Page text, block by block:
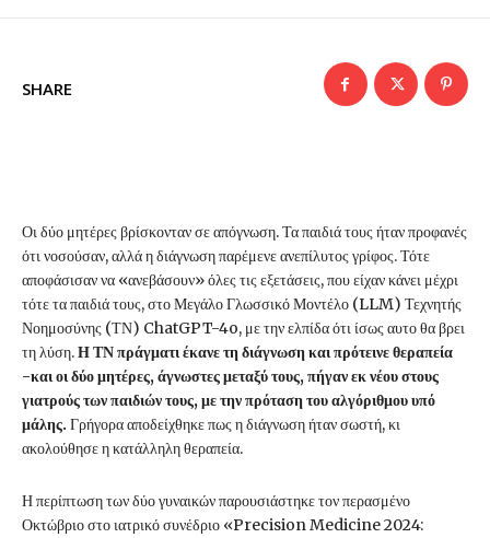
SHARE
Οι δύο μητέρες βρίσκονταν σε απόγνωση. Τα παιδιά τους ήταν προφανές
ότι νοσούσαν, αλλά η διάγνωση παρέμενε ανεπίλυτος γρίφος. Τότε
αποφάσισαν να «ανεβάσουν» όλες τις εξετάσεις, που είχαν κάνει μέχρι
τότε τα παιδιά τους, στο Μεγάλο Γλωσσικό Μοντέλο (LLM) Τεχνητής
Νοημοσύνης (ΤΝ) ChatGPT-4o, με την ελπίδα ότι ίσως αυτο θα βρει
τη λύση.Η ΤΝ πράγματι έκανε τη διάγνωση και πρότεινε θεραπεία
-και οι δύο μητέρες, άγνωστες μεταξύ τους, πήγαν εκ νέου στους
γιατρούς των παιδιών τους, με την πρόταση του αλγόριθμου υπό
μάλης. Γρήγορα αποδείχθηκε πως η διάγνωση ήταν σωστή, κι
ακολούθησε η κατάλληλη θεραπεία.
Η περίπτωση των δύο γυναικών παρουσιάστηκε τον περασμένο
Οκτώβριο στο ιατρικό συνέδριο «Precision Medicine 2024: